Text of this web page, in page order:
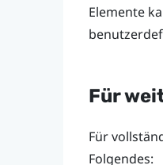
Elemente
Für
Für
Folgendes: